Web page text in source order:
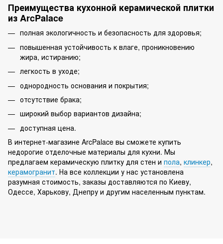
Преимущества кухонной керамической плитки
из ArcPalace
полная экологичность и безопасность для здоровья;
повышенная устойчивость к влаге, проникновению
жира, истиранию;
легкость в уходе;
однородность основания и покрытия;
отсутствие брака;
широкий выбор вариантов дизайна;
доступная цена.
В интернет-магазине ArcPalace вы сможете купить
недорогие отделочные материалы для кухни. Мы
предлагаем керамическую плитку для стен и пола, клинкер,
керамогранит. На все коллекции у нас установлена
разумная стоимость, заказы доставляются по Киеву,
Одессе, Харькову, Днепру и другим населенным пунктам.